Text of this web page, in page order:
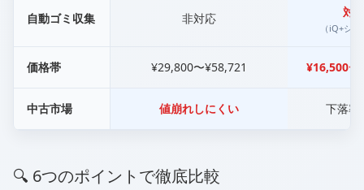
自動ゴミ収集 非対応 対
（iQ+シ
価格帯 ¥29,800〜¥58,721 ¥16,500〜
中古市場 値崩れしにくい 下落率
🔍 6つのポイントで徹底比較